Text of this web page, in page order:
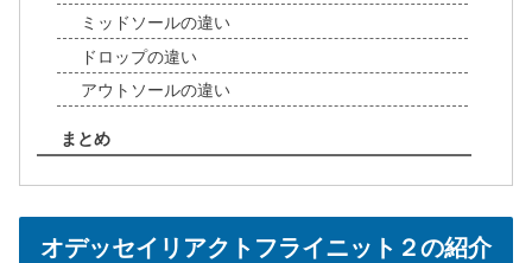
ミッドソールの違い
ドロップの違い
アウトソールの違い
まとめ
オデッセイリアクトフライニット２の紹介